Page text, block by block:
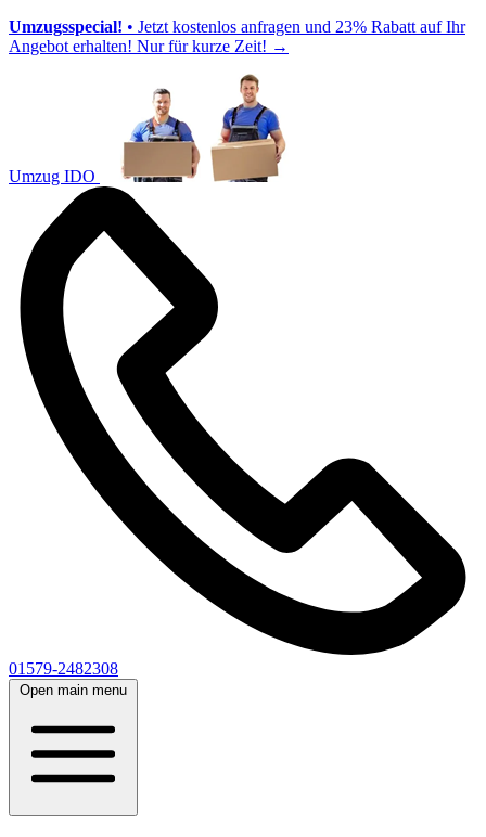
Umzugsspecial! • Jetzt kostenlos anfragen und 23% Rabatt auf Ihr
Angebot erhalten! Nur für kurze Zeit! →
Umzug IDO
01579-2482308
Open main menu